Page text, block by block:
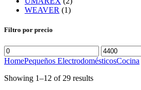
WEAVER (1)
Filtro por precio
HomePequeños ElectrodomésticosCocina
Showing 1–12 of 29 results